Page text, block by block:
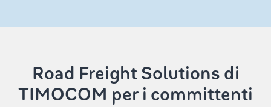
Road Freight Solutions di
TIMOCOM per i committenti